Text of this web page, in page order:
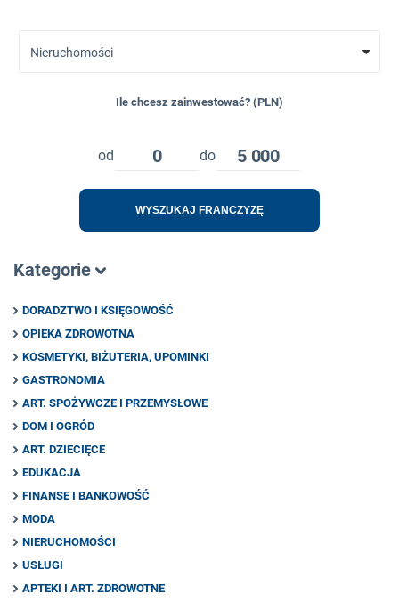
Nieruchomości
Ile chcesz zainwestować? (PLN)
od 0 do 5 000
WYSZUKAJ FRANCZYZĘ
Kategorie
DORADZTWO I KSIĘGOWOŚĆ
OPIEKA ZDROWOTNA
KOSMETYKI, BIŻUTERIA, UPOMINKI
GASTRONOMIA
ART. SPOŻYWCZE I PRZEMYSŁOWE
DOM I OGRÓD
ART. DZIECIĘCE
EDUKACJA
FINANSE I BANKOWOŚĆ
MODA
NIERUCHOMOŚCI
USŁUGI
APTEKI I ART. ZDROWOTNE